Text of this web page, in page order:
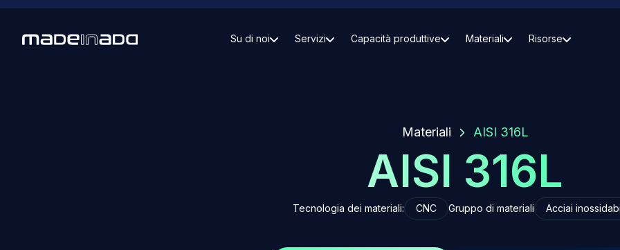
Su di noi Servizi Capacità produttive Materiali Risorse
Materiali AISI 316L
AISI 316L
Tecnologia dei materiali: CNC Gruppo di materiali Acciai